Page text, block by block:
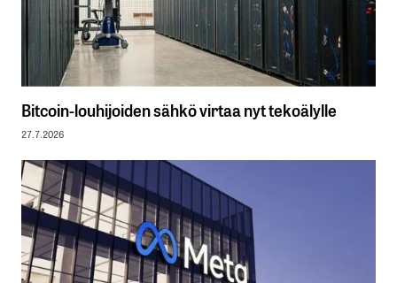
Bitcoin-louhijoiden sähkö virtaa nyt tekoälylle
27.7.2026